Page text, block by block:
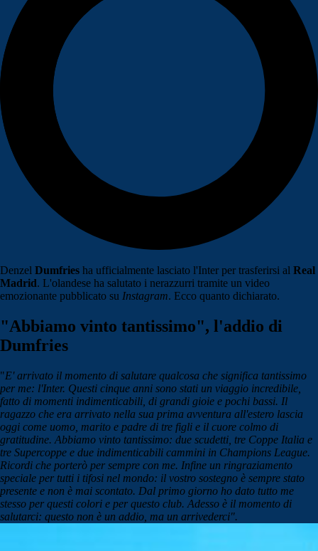
Denzel Dumfries ha ufficialmente lasciato l'Inter per trasferirsi al Real
Madrid. L'olandese ha salutato i nerazzurri tramite un video
emozionante pubblicato su Instagram. Ecco quanto dichiarato.
"Abbiamo vinto tantissimo", l'addio di
Dumfries
"E' arrivato il momento di salutare qualcosa che significa tantissimo
per me: l'Inter. Questi cinque anni sono stati un viaggio incredibile,
fatto di momenti indimenticabili, di grandi gioie e pochi bassi. Il
ragazzo che era arrivato nella sua prima avventura all'estero lascia
oggi come uomo, marito e padre di tre figli e il cuore colmo di
gratitudine. Abbiamo vinto tantissimo: due scudetti, tre Coppe Italia e
tre Supercoppe e due indimenticabili cammini in Champions League.
Ricordi che porterò per sempre con me. Infine un ringraziamento
speciale per tutti i tifosi nel mondo: il vostro sostegno è sempre stato
presente e non è mai scontato. Dal primo giorno ho dato tutto me
stesso per questi colori e per questo club. Adesso è il momento di
salutarci: questo non è un addio, ma un arrivederci".